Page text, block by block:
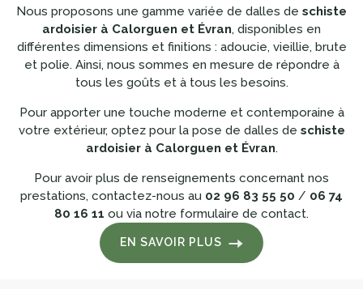
Nous proposons une gamme variée de dalles de schiste
ardoisier à Calorguen et Évran, disponibles en
différentes dimensions et finitions : adoucie, vieillie, brute
et polie. Ainsi, nous sommes en mesure de répondre à
tous les goûts et à tous les besoins.
Pour apporter une touche moderne et contemporaine à
votre extérieur, optez pour la pose de dalles de schiste
ardoisier à Calorguen et Évran.
Pour avoir plus de renseignements concernant nos
prestations, contactez-nous au 02 96 83 55 50 / 06 74
80 16 11 ou via notre formulaire de contact.
EN SAVOIR PLUS